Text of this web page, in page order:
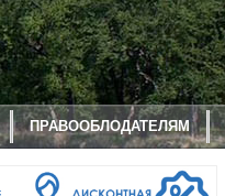
ПРАВООБЛОДАТЕЛЯМ